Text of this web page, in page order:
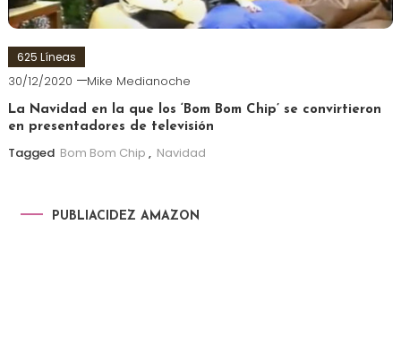
625 Líneas
30/12/2020 Mike Medianoche
La Navidad en la que los ‘Bom Bom Chip’ se convirtieron
en presentadores de televisión
Tagged Bom Bom Chip , Navidad
PUBLIACIDEZ AMAZON